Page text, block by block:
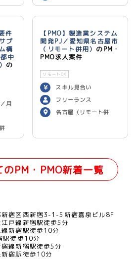
件
プ
構
中
の
月
【PMO】製造業システム
開発PJ／愛知県名古屋市
（リモート併用） のPM・
PMO求人案件
リモートOK
スキル見合い
フリーランス
名古屋（リモート併
のPM・PMO新着一覧
新宿区西新宿3-1-5新宿嘉泉ビル8F
戸線新宿駅徒歩5分
線新宿駅徒歩10分
駅徒歩10分
線新宿駅徒歩5分
新宿駅徒歩10分